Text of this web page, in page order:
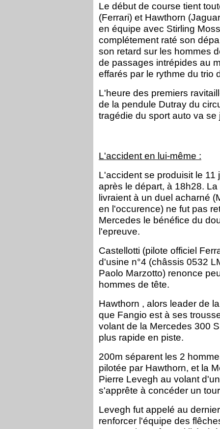
Le début de course tient
(Ferrari) et Hawthorn
en équipe avec Stirling
complétement raté son
son retard sur les hommes
de passages intrépides au
effarés par le rythme du trio
L'heure des premiers
de la pendule Dutray du
tragédie du sport auto va se
L'accident en lui-même :
L'accident se produisit le
après le départ, à 18h28.
livraient à un duel acharné
en l'occurence) ne fut pas
Mercedes le bénéfice du
l'epreuve.
Castellotti (pilote officiel
d'usine n°4 (châssis 0532
Paolo Marzotto) renonce
hommes de tête.
Hawthorn , alors leader de
que Fangio est à ses
volant de la Mercedes 300
plus rapide en piste.
200m séparent les 2
pilotée par Hawthorn, et la
Pierre Levegh au volant
s'apprête à concéder un
Levegh fut appelé au
renforcer l'équipe des